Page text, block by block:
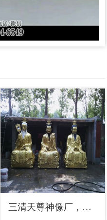
三清天尊神像厂，铸铜工艺，三清天尊铜神像定做